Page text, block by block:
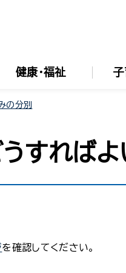
健康・福祉 子
の分別
すればよ
を確認してください。